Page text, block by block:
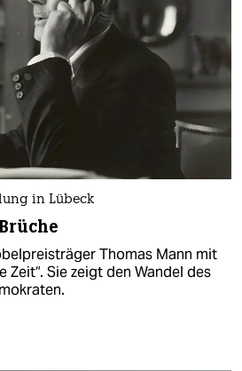
in Lübeck
Thomas Mann mit
Zeit“. Sie zeigt den Wandel des